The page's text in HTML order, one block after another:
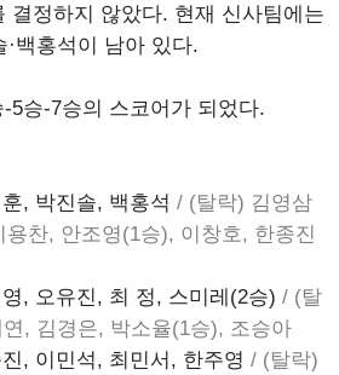
결정하지 않았다. 현재 신사팀에는
·백홍석이 남아 있다.
5승-7승의 스코어가 되었다.
, 박진솔, 백홍석 / (탈락) 김영삼
찬, 안조영(1승), 이창호, 한종진
, 오유진, 최 정, 스미레(2승) / (탈
, 김경은, 박소율(1승), 조승아
, 이민석, 최민서, 한주영 / (탈락)